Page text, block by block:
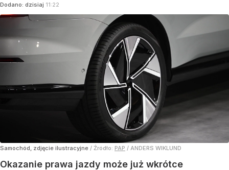
Dodano: dzisiaj 11:22
Samochód, zdjęcie ilustracyjne / Źródło: PAP / ANDERS WIKLUND
Okazanie prawa jazdy może już wkrótce